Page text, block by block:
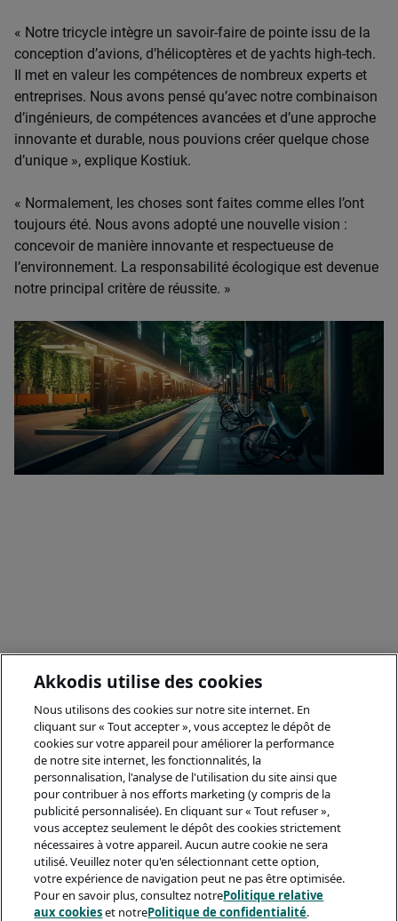
« Notre tricycle intègre un savoir-faire de pointe issu de la
conception d’avions, d’hélicoptères et de yachts high-tech.
Il met en valeur les compétences de nombreux experts et
entreprises. Nous avons pensé qu’avec notre combinaison
d’ingénieurs, de compétences avancées et d’une approche
innovante et durable, nous pouvions créer quelque chose
d’unique », explique Kostiuk.
« Normalement, les choses sont faites comme elles l’ont
toujours été. Nous avons adopté une nouvelle vision :
concevoir de manière innovante et respectueuse de
l’environnement. La responsabilité écologique est devenue
notre principal critère de réussite. »
Akkodis utilise des cookies
Nous utilisons des cookies sur notre site internet. En
cliquant sur « Tout accepter », vous acceptez le dépôt de
cookies sur votre appareil pour améliorer la performance
de notre site internet, les fonctionnalités, la
personnalisation, l'analyse de l'utilisation du site ainsi que
pour contribuer à nos efforts marketing (y compris de la
publicité personnalisée). En cliquant sur « Tout refuser »,
vous acceptez seulement le dépôt des cookies strictement
nécessaires à votre appareil. Aucun autre cookie ne sera
utilisé. Veuillez noter qu'en sélectionnant cette option,
votre expérience de navigation peut ne pas être optimisée.
Pour en savoir plus, consultez notrePolitique relative
aux cookieset notrePolitique de confidentialité.